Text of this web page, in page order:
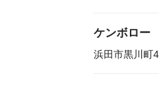
ケンボロー
浜田市黒川町